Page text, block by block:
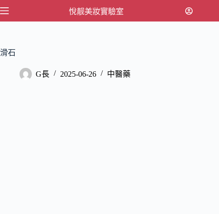
跳
內
悅靓美妝實驗室
滑石
G長 2025-06-26 中醫藥